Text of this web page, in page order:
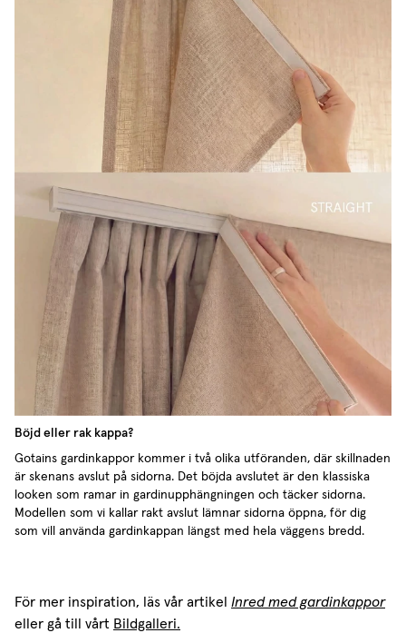
Böjd eller rak kappa?
Gotains gardinkappor kommer i två olika utföranden, där skillnaden
är skenans avslut på sidorna. Det böjda avslutet är den klassiska
looken som ramar in gardinupphängningen och täcker sidorna.
Modellen som vi kallar rakt avslut lämnar sidorna öppna, för dig
som vill använda gardinkappan längst med hela väggens bredd.
För mer inspiration, läs vår artikel Inred med gardinkappor
eller gå till vårt Bildgalleri.